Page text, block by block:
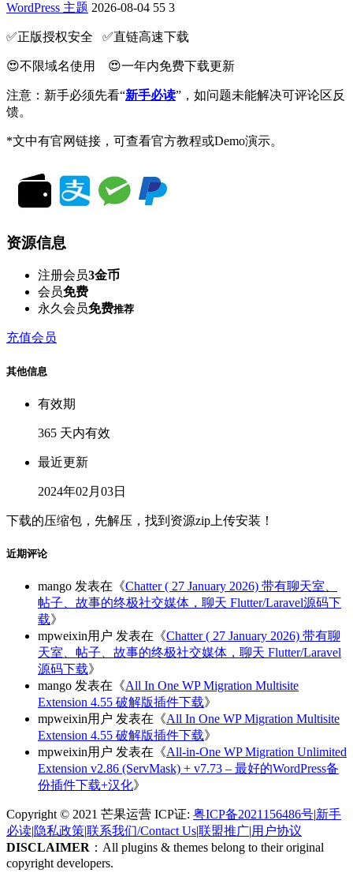
WordPress 主题 2026-08-04 55 3
✅️正版授权安全 ✅️直链高速下载
😍不限域名使用 😍一年内免费下载更新
注意：新手必须先看“新手必读”，如问题未能解决可评论区反
馈。
*文中有官网链接，可查看官方教程或Demo演示。
资源信息
注册会员3金币
会员免费
永久会员免费推荐
充值会员
其他信息
有效期
365 天内有效
最近更新
2024年02月03日
下载的压缩包，先解压，找到资源zip上传安装！
近期评论
mango 发表在《Chatter ( 27 January 2026) 带有聊天室、
帖子、故事的终极社交媒体，聊天 Flutter/Laravel源码下
载》
mpweixin用户 发表在《Chatter ( 27 January 2026) 带有聊
天室、帖子、故事的终极社交媒体，聊天 Flutter/Laravel
源码下载》
mango 发表在《All In One WP Migration Multisite
Extension 4.55 破解版插件下载》
mpweixin用户 发表在《All In One WP Migration Multisite
Extension 4.55 破解版插件下载》
mpweixin用户 发表在《All-in-One WP Migration Unlimited
Extension v2.86 (ServMask) + v7.73 – 最好的WordPress备
份插件下载+汉化》
Copyright © 2021 芒果运营 ICP证: 粤ICP备2021156486号|新手
必读|隐私政策|联系我们/Contact Us|联盟推广|用户协议
DISCLAIMER ：All plugins & themes belong to their original
copyright developers.